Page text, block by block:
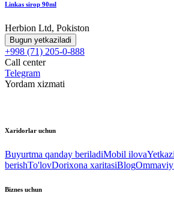
Linkas sirop 90ml
Herbion Ltd, Pokiston
Bugun yetkaziladi
+998 (71) 205-0-888
Call center
Telegram
Yordam xizmati
Xaridorlar uchun
Buyurtma qanday beriladiMobil ilova
berishTo'lovDorixona xaritasiBlog
Biznes uchun